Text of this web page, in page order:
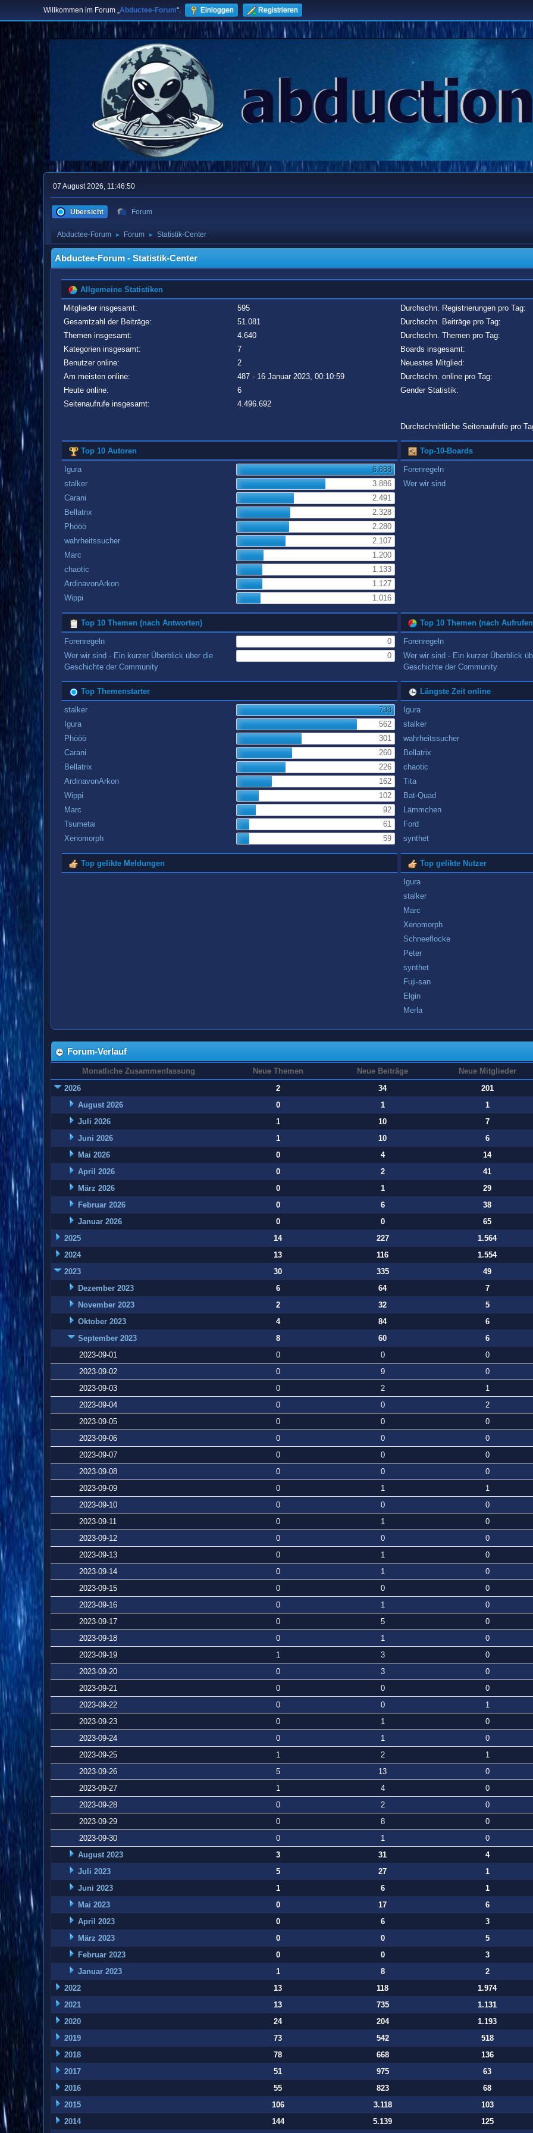
Willkommen im Forum „Abductee-Forum“. Einloggen Registrieren
07 August 2026, 11:46:50
Übersicht Forum
Abductee-Forum ► Forum ► Statistik-Center
Abductee-Forum - Statistik-Center
Allgemeine Statistiken
Mitglieder insgesamt:
595
Gesamtzahl der Beiträge:
51.081
Themen insgesamt:
4.640
Kategorien insgesamt:
7
Benutzer online:
2
Am meisten online:
487 - 16 Januar 2023, 00:10:59
Heute online:
6
Seitenaufrufe insgesamt:
4.496.692
Durchschn. Registrierungen pro Tag:
Durchschn. Beiträge pro Tag:
Durchschn. Themen pro Tag:
Boards insgesamt:
Neuestes Mitglied:
Durchschn. online pro Tag:
Gender Statistik:
Durchschnittliche Seitenaufrufe pro
Top 10 Autoren
Igura
6.888
stalker
3.886
Carani
2.491
Bellatrix
2.328
Phööö
2.280
wahrheitssucher
2.107
Marc
1.200
chaotic
1.133
ArdinavonArkon
1.127
Wippi
1.016
Top-10-Boards
Forenregeln
Wer wir sind
Top 10 Themen (nach Antworten)
Forenregeln
0
Wer wir sind - Ein kurzer Überblick über die
Geschichte der Community
0
Top 10 Themen (nach
Forenregeln
Wer wir sind - Ein kurzer Überblick
Geschichte der Community
Top Themenstarter
stalker
738
Igura
562
Phööö
301
Carani
260
Bellatrix
226
ArdinavonArkon
162
Wippi
102
Marc
92
Tsumetai
61
Xenomorph
59
Längste Zeit online
Igura
stalker
wahrheitssucher
Bellatrix
chaotic
Tita
Bat-Quad
Lämmchen
Ford
synthet
Top gelikte Meldungen Top gelikte Nutzer
Igura
stalker
Marc
Xenomorph
Schneeflocke
Peter
synthet
Fuji-san
Elgin
Merla
Forum-Verlauf
Monatliche Zusammenfassung Neue Themen Neue Beiträge
Neue Mitglieder
2026
2 34
201
August 2026
0 1
1
Juli 2026
1 10
7
Juni 2026
1 10
6
Mai 2026
0 4
14
April 2026
0 2
41
März 2026
0 1
29
Februar 2026
0 6
38
Januar 2026
0 0
65
2025
14 227
1.564
2024
13 116
1.554
2023
30 335
49
Dezember 2023
6 64
7
November 2023
2 32
5
Oktober 2023
4 84
6
September 2023
8 60
6
2023-09-01
0 0
0
2023-09-02
0 9
0
2023-09-03
0 2
1
2023-09-04
0 0
2
2023-09-05
0 0
0
2023-09-06
0 0
0
2023-09-07
0 0
0
2023-09-08
0 0
0
2023-09-09
0 1
1
2023-09-10
0 0
0
2023-09-11
0 1
0
2023-09-12
0 0
0
2023-09-13
0 1
0
2023-09-14
0 1
0
2023-09-15
0 0
0
2023-09-16
0 1
0
2023-09-17
0 5
0
2023-09-18
0 1
0
2023-09-19
1 3
0
2023-09-20
0 3
0
2023-09-21
0 0
0
2023-09-22
0 0
1
2023-09-23
0 1
0
2023-09-24
0 1
0
2023-09-25
1 2
1
2023-09-26
5 13
0
2023-09-27
1 4
0
2023-09-28
0 2
0
2023-09-29
0 8
0
2023-09-30
0 1
0
August 2023
3 31
4
Juli 2023
5 27
1
Juni 2023
1 6
1
Mai 2023
0 17
6
April 2023
0 6
3
März 2023
0 0
5
Februar 2023
0 0
3
Januar 2023
1 8
2
2022
13 118
1.974
2021
13 735
1.131
2020
24 204
1.193
2019
73 542
518
2018
78 668
136
2017
51 975
63
2016
55 823
68
2015
106 3.118
103
2014
144 5.139 125